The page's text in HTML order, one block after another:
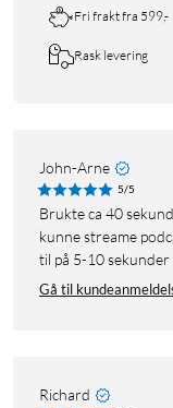
Fri frakt fra 599,-
Rask levering
John-Arne
5/5
Brukte ca 40 sekunder fra jeg koblet til den i USB'n til jeg
kunne streame
til på 5-10
Gå til
Richard